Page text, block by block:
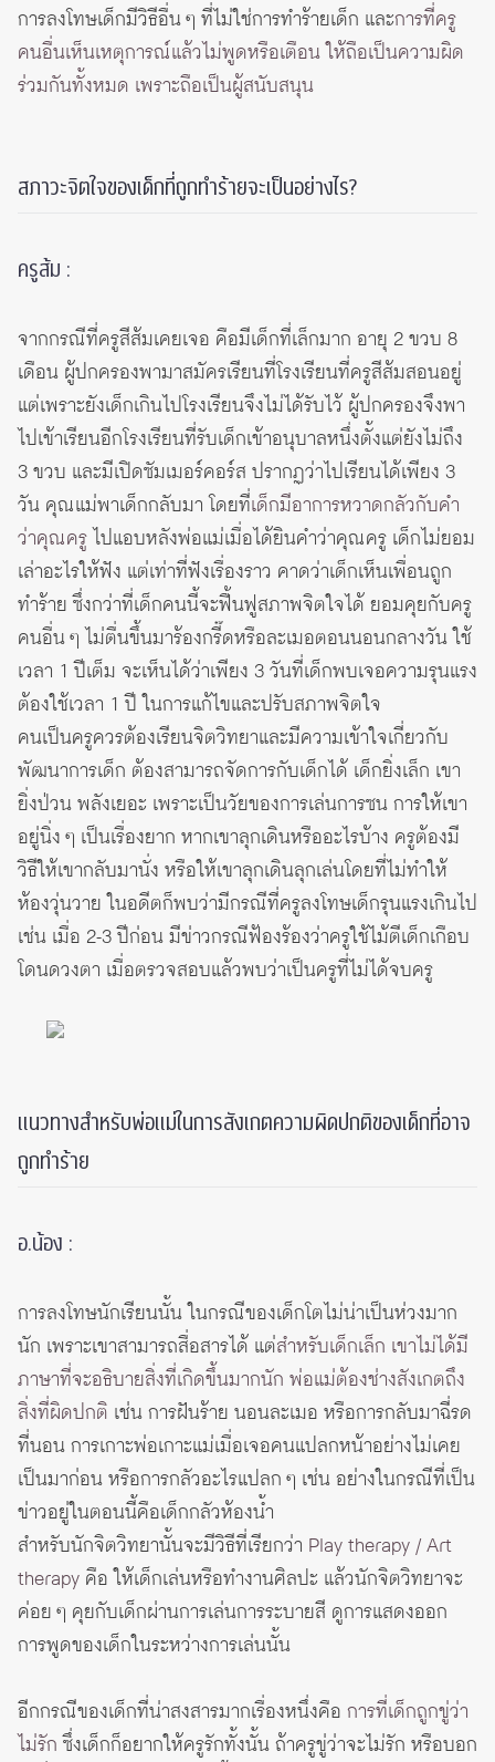
การลงโทษเด็กมีวิธีอื่น ๆ ที่ไม่ใช่การทำร้ายเด็ก และการที่ครู
คนอื่นเห็นเหตุการณ์แล้วไม่พูดหรือเตือน ให้ถือเป็นความผิด
ร่วมกันทั้งหมด เพราะถือเป็นผู้สนับสนุน
สภาวะจิตใจของเด็กที่ถูกทำร้ายจะเป็นอย่างไร?
ครูส้ม :
จากกรณีที่ครูสีส้มเคยเจอ คือมีเด็กที่เล็กมาก อายุ 2 ขวบ 8
เดือน ผู้ปกครองพามาสมัครเรียนที่โรงเรียนที่ครูสีส้มสอนอยู่
แต่เพราะยังเด็กเกินไปโรงเรียนจึงไม่ได้รับไว้ ผู้ปกครองจึงพา
ไปเข้าเรียนอีกโรงเรียนที่รับเด็กเข้าอนุบาลหนึ่งตั้งแต่ยังไม่ถึง
3 ขวบ และมีเปิดซัมเมอร์คอร์ส ปรากฏว่าไปเรียนได้เพียง 3
วัน คุณแม่พาเด็กกลับมา โดยที่เด็กมีอาการหวาดกลัวกับคำ
ว่าคุณครูไปแอบหลังพ่อแม่เมื่อได้ยินคำว่าคุณครู เด็กไม่ยอม
เล่าอะไรให้ฟัง แต่เท่าที่ฟังเรื่องราว คาดว่าเด็กเห็นเพื่อนถูก
ทำร้าย ซึ่งกว่าที่เด็กคนนี้จะฟื้นฟูสภาพจิตใจได้ ยอมคุยกับครู
คนอื่น ๆ ไม่ตื่นขึ้นมาร้องกรี๊ดหรือละเมอตอนนอนกลางวัน ใช้
เวลา 1 ปีเต็ม จะเห็นได้ว่าเพียง 3 วันที่เด็กพบเจอความรุนแรง
ต้องใช้เวลา 1 ปี ในการแก้ไขและปรับสภาพจิตใจ
คนเป็นครูควรต้องเรียนจิตวิทยาและมีความเข้าใจเกี่ยวกับ
พัฒนาการเด็ก ต้องสามารถจัดการกับเด็กได้ เด็กยิ่งเล็ก เขา
ยิ่งป่วน พลังเยอะ เพราะเป็นวัยของการเล่นการซน การให้เขา
อยู่นิ่ง ๆ เป็นเรื่องยาก หากเขาลุกเดินหรืออะไรบ้าง ครูต้องมี
วิธีให้เขากลับมานั่ง หรือให้เขาลุกเดินลุกเล่นโดยที่ไม่ทำให้
ห้องวุ่นวาย ในอดีตก็พบว่ามีกรณีที่ครูลงโทษเด็กรุนแรงเกินไป
เช่น เมื่อ 2-3 ปีก่อน มีข่าวกรณีฟ้องร้องว่าครูใช้ไม้ตีเด็กเกือบ
โดนดวงตา เมื่อตรวจสอบแล้วพบว่าเป็นครูที่ไม่ได้จบครู
แนวทางสำหรับพ่อแม่ในการสังเกตความผิดปกติของเด็กที่อาจ
ถูกทำร้าย
อ.น้อง :
การลงโทษนักเรียนนั้น ในกรณีของเด็กโตไม่น่าเป็นห่วงมาก
นัก เพราะเขาสามารถสื่อสารได้ แต่สำหรับเด็กเล็ก เขาไม่ได้มี
ภาษาที่จะอธิบายสิ่งที่เกิดขึ้นมากนัก พ่อแม่ต้องช่างสังเกตถึง
สิ่งที่ผิดปกติ เช่น การฝันร้าย นอนละเมอ หรือการกลับมาฉี่รด
ที่นอน การเกาะพ่อเกาะแม่เมื่อเจอคนแปลกหน้าอย่างไม่เคย
เป็นมาก่อน หรือการกลัวอะไรแปลก ๆ เช่น อย่างในกรณีที่เป็น
ข่าวอยู่ในตอนนี้คือเด็กกลัวห้องน้ำ
สำหรับนักจิตวิทยานั้นจะมีวิธีที่เรียกว่า Play therapy / Art
therapy คือ ให้เด็กเล่นหรือทำงานศิลปะ แล้วนักจิตวิทยาจะ
ค่อย ๆ คุยกับเด็กผ่านการเล่นการระบายสี ดูการแสดงออก
การพูดของเด็กในระหว่างการเล่นนั้น
อีกกรณีของเด็กที่น่าสงสารมากเรื่องหนึ่งคือ การที่เด็กถูกขู่ว่า
ไม่รักซึ่งเด็กก็อยากให้ครูรักทั้งนั้น ถ้าครูขู่ว่าจะไม่รัก หรือบอก